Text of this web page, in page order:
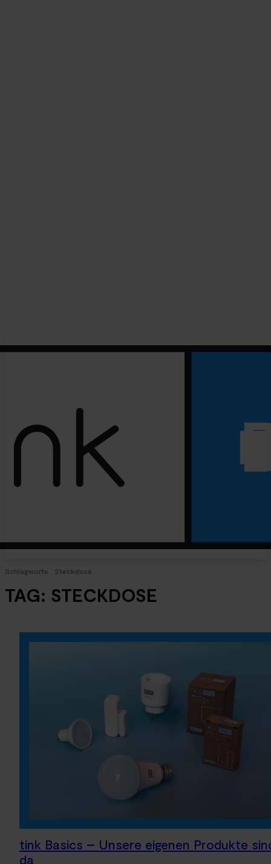
Schlagworte Steckdose
TAG: STECKDOSE
tink Basics – Unsere eigenen Produkte
da